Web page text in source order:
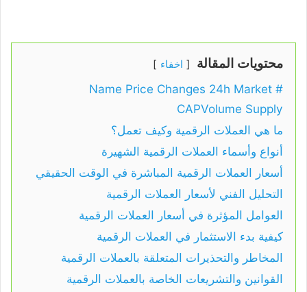
محتويات المقالة اخفاء
# Name Price Changes 24h Market
CAPVolume Supply
ما هي العملات الرقمية وكيف تعمل؟
أنواع وأسماء العملات الرقمية الشهيرة
أسعار العملات الرقمية المباشرة في الوقت الحقيقي
التحليل الفني لأسعار العملات الرقمية
العوامل المؤثرة في أسعار العملات الرقمية
كيفية بدء الاستثمار في العملات الرقمية
المخاطر والتحذيرات المتعلقة بالعملات الرقمية
القوانين والتشريعات الخاصة بالعملات الرقمية